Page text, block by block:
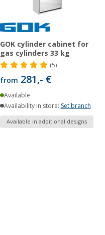
GOK cylinder cabinet for
gas cylinders 33 kg
(5)
from 281,- €
Available
Availability in store: Set branch
Available in additional designs